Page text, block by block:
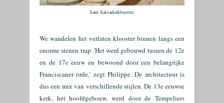
Sant Salvadorklooster.
We wandelen het verlaten klooster binnen langs een
enorme stenen trap. 'Het werd gebouwd tussen de 12e
en de 17e eeuw en bewoond door een belangrijke
Franciscaner orde,' zegt Philippe. De architectuur is
dus een mix van verschillende stijlen. De 13e eeuwse
kerk, het hoofdgebouw, werd door de Tempeliers